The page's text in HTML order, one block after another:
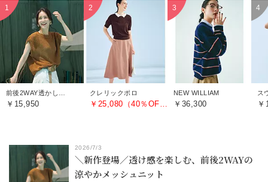
￥15,950
クレリックポロ
￥25,080（40％OFF）
NEW WILLIAM
￥36,300
2026/7/3
＼新作登場／透け感を楽しむ、前後2WAYの
涼やかメッシュニット